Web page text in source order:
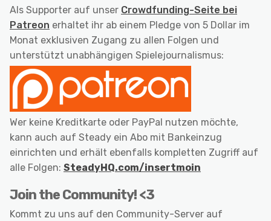
Als Supporter auf unser Crowdfunding-Seite bei
Patreon erhaltet ihr ab einem Pledge von 5 Dollar im
Monat exklusiven Zugang zu allen Folgen und
unterstützt unabhängigen Spielejournalismus:
Wer keine Kreditkarte oder PayPal nutzen möchte,
kann auch auf Steady ein Abo mit Bankeinzug
einrichten und erhält ebenfalls kompletten Zugriff auf
alle Folgen: SteadyHQ.com/insertmoin
Join the Community! <3
Kommt zu uns auf den Community-Server auf